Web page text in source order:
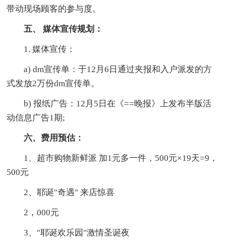
带动现场顾客的参与度。
五、 媒体宣传规划：
1. 媒体宣传：
a) dm宣传单：于12月6日通过夹报和入户派发的方
式发放2万份dm宣传单。
b) 报纸广告：12月5日在《==晚报》上发布半版活
动信息广告1期;
六、费用预估：
1、超市购物新鲜派 加1元多一件，500元×19天=9，
500元
2、耶诞"奇遇" 来店惊喜
2，000元
3、"耶诞欢乐园"激情圣诞夜